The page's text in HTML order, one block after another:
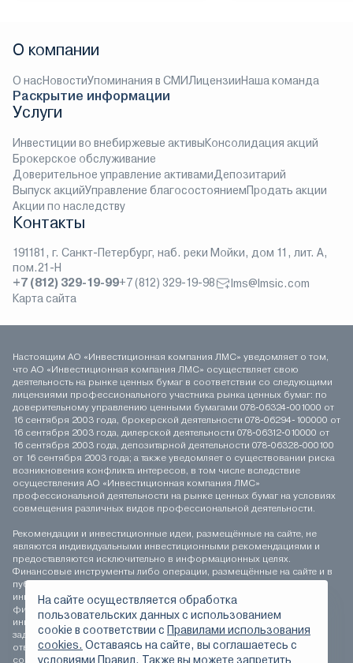
О компании
О насНовостиУпоминания в СМИЛицензииНаша команда
Раскрытие информации
Услуги
Инвестиции во внебиржевые активыКонсолидация акций
Брокерское обслуживание
Доверительное управление активамиДепозитарий
Выпуск акцийУправление благосостояниемПродать акции
Акции по наследству
Контакты
191181, г. Санкт-Петербург, наб. реки Мойки, дом 11, лит. А,
пом.21-Н
+7 (812) 329-19-99+7 (812) 329-19-98
lms@lmsic.com
Карта сайта
Настоящим АО «Инвестиционная компания ЛМС» уведомляет о том,
что АО «Инвестиционная компания ЛМС» осуществляет свою
деятельность на рынке ценных бумаг в соответствии со следующими
лицензиями профессионального участника рынка ценных бумаг: по
доверительному управлению ценными бумагами 078-06324-001000 от
16 сентября 2003 года, брокерской деятельности 078-06294-100000 от
16 сентября 2003 года, дилерской деятельности 078-06312-010000 от
16 сентября 2003 года, депозитарной деятельности 078-06328-000100
от 16 сентября 2003 года; а также уведомляет о существовании риска
возникновения конфликта интересов, в том числе вследствие
осуществления АО «Инвестиционная компания ЛМС»
профессиональной деятельности на рынке ценных бумаг на условиях
совмещения различных видов профессиональной деятельности.
Рекомендации и инвестиционные идеи, размещённые на сайте, не
являются индивидуальными инвестиционными рекомендациями и
предоставляются исключительно в информационных целях.
Финансовые инструменты либо операции, размещённые на сайте и в
публикуемых материалах, могут не соответствовать вашему
инвестиционному профилю. Определение соответствия
финансового инструмента либо операции инвестиционным целям,
инвестиционному горизонту и толерантности к риску является
задачей инвестора. АО «Инвестиционная компания ЛМС» не несёт
ответственности за возможные убытки инвестора в случае
совершения операций, либо инвестирования в финансовые
На сайте осуществляется обработка
пользовательских данных с использованием
сookie в соответствии с Правилами использования
cookies. Оставаясь на сайте, вы соглашаетесь с
условиями Правил. Также вы можете запретить